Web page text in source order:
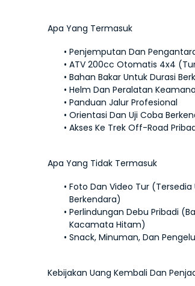
Apa Yang Termasuk
Penjemputan Dan
ATV 200cc Otomatis 4x4
Bahan Bakar Untuk Durasi
Helm Dan Peralatan
Panduan Jalur Profesional
Orientasi Dan Uji Coba
Akses Ke Trek Off-Road
Apa Yang Tidak Termasuk
Foto Dan Video Tur
Berkendara)
Perlindungan Debu Pribadi
Kacamata Hitam)
Snack, Minuman, Dan
Kebijakan Uang Kembali Dan